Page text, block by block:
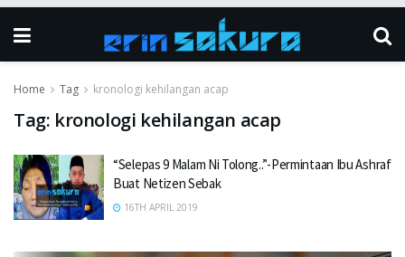
Home Tag kronologi kehilangan acap
Tag: kronologi kehilangan acap
“Selepas 9 Malam Ni Tolong..”-Permintaan Ibu Ashraf
Buat Netizen Sebak
16TH APRIL 2019